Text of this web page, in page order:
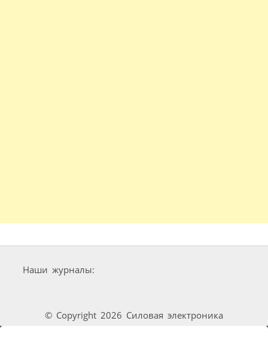
Наши журналы:
© Copyright 2026 Силовая электроника